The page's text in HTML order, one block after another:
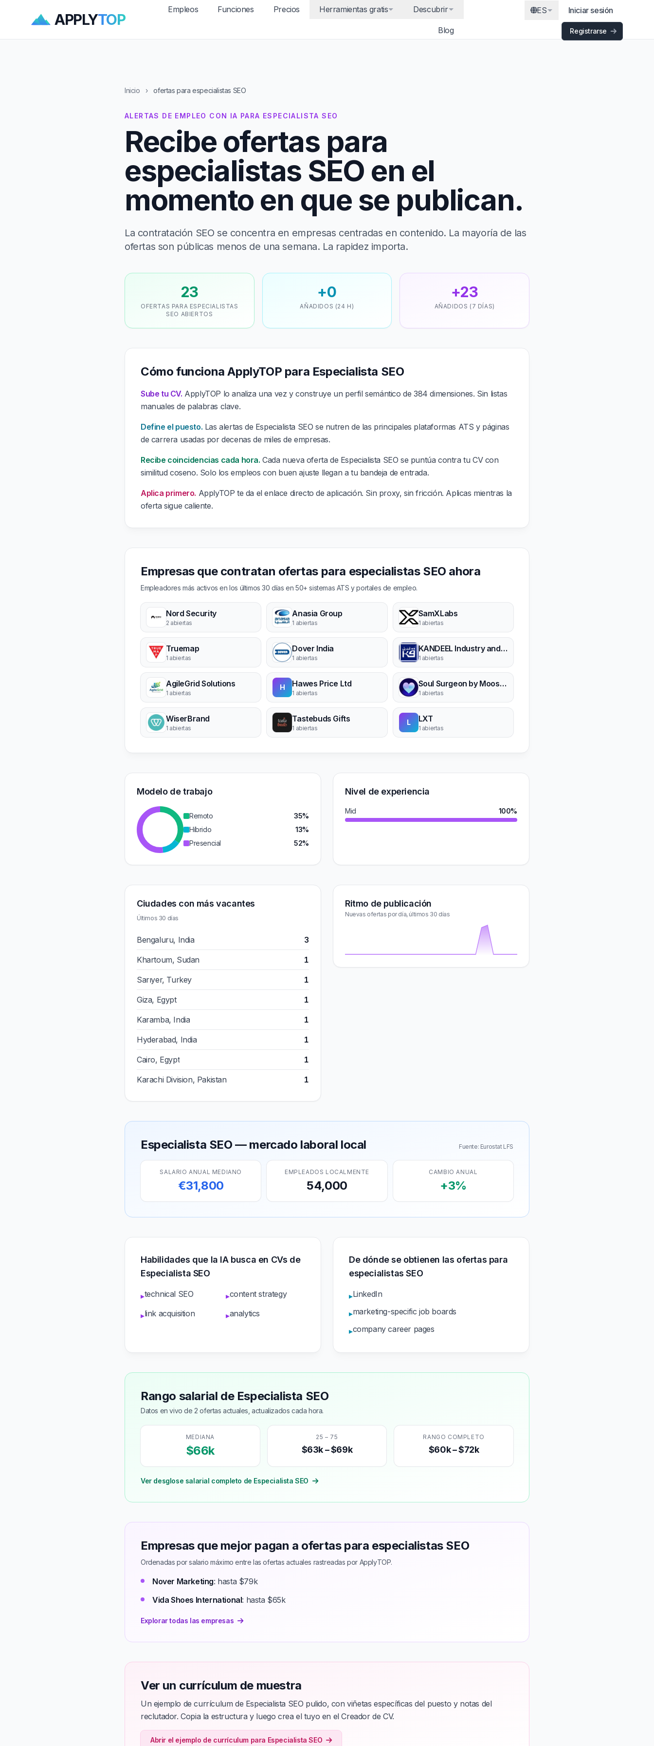
APPLYTOP
Empleos Funciones Precios Herramientas gratis Descubrir
Blog
ES Iniciar sesión
Registrarse
Inicio › ofertas para especialistas SEO
ALERTAS DE EMPLEO CON IA PARA ESPECIALISTA SEO
Recibe ofertas para
especialistas SEO en el
momento en que se publican.
La contratación SEO se concentra en empresas centradas en contenido. La mayoría de las
ofertas son públicas menos de una semana. La rapidez importa.
23
OFERTAS PARA ESPECIALISTAS
SEO ABIERTOS
+0
AÑADIDOS (24 H)
+23
AÑADIDOS (7 DÍAS)
Cómo funciona ApplyTOP para Especialista SEO
Sube tu CV. ApplyTOP lo analiza una vez y construye un perfil semántico de 384 dimensiones. Sin listas
manuales de palabras clave.
Define el puesto. Las alertas de Especialista SEO se nutren de las principales plataformas ATS y páginas
de carrera usadas por decenas de miles de empresas.
Recibe coincidencias cada hora. Cada nueva oferta de Especialista SEO se puntúa contra tu CV con
similitud coseno. Solo los empleos con buen ajuste llegan a tu bandeja de entrada.
Aplica primero. ApplyTOP te da el enlace directo de aplicación. Sin proxy, sin fricción. Aplicas mientras la
oferta sigue caliente.
Empresas que contratan ofertas para especialistas SEO ahora
Empleadores más activos en los últimos 30 días en 50+ sistemas ATS y portales de empleo.
Nord Security
2 abiertas
Anasia Group
1 abiertas
SamXLabs
1 abiertas
Truemap
1 abiertas
Dover India
1 abiertas
KANDEEL Industry and Trade
1 abiertas
AgileGrid Solutions
1 abiertas
H Hawes Price Ltd
1 abiertas
Soul Surgeon by Moos MD
1 abiertas
WiserBrand
1 abiertas
Tastebuds Gifts
1 abiertas
L LXT
1 abiertas
Modelo de trabajo
Remoto
35%
Híbrido
13%
Presencial
52%
Nivel de experiencia
Mid 100%
Ciudades con más vacantes
Últimos 30 días
Bengaluru, India 3
Khartoum, Sudan 1
Sarıyer, Turkey 1
Giza, Egypt 1
Karamba, India 1
Hyderabad, India 1
Cairo, Egypt 1
Karachi Division, Pakistan 1
Ritmo de publicación
Nuevas ofertas por día, últimos 30 días
Especialista SEO — mercado laboral local Fuente: Eurostat LFS
SALARIO ANUAL MEDIANO
€31,800
EMPLEADOS LOCALMENTE
54,000
CAMBIO ANUAL
+3%
Habilidades que la IA busca en CVs de
Especialista SEO
▸technical SEO ▸content strategy
▸link acquisition ▸analytics
De dónde se obtienen las ofertas para
especialistas SEO
▸LinkedIn
▸marketing-specific job boards
▸company career pages
Rango salarial de Especialista SEO
Datos en vivo de 2 ofertas actuales, actualizados cada hora.
MEDIANA
$66k
25 – 75
$63k – $69k
RANGO COMPLETO
$60k – $72k
Ver desglose salarial completo de Especialista SEO
Empresas que mejor pagan a ofertas para especialistas SEO
Ordenadas por salario máximo entre las ofertas actuales rastreadas por ApplyTOP.
Nover Marketing: hasta $79k
Vida Shoes International: hasta $65k
Explorar todas las empresas
Ver un currículum de muestra
Un ejemplo de currículum de Especialista SEO pulido, con viñetas específicas del puesto y notas del
reclutador. Copia la estructura y luego crea el tuyo en el Creador de CV.
Abrir el ejemplo de currículum para Especialista SEO